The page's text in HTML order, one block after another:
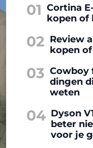
01 Cortina
kopen of
02 Review
kopen
03 Cowboy
dingen
weten
04 Dyson
beter
voor je